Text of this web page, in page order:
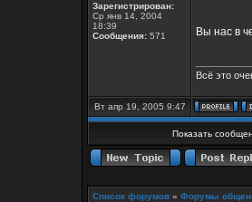
Зарегистрирован:
Ср янв 14, 2004
18:39
Сообщения: 571 Вы нас в
Всё это
Вт апр 19, 2005 9:47
Показать
Список форумов » Форумы